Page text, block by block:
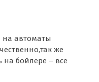
на автоматы
же
на бойлере – все